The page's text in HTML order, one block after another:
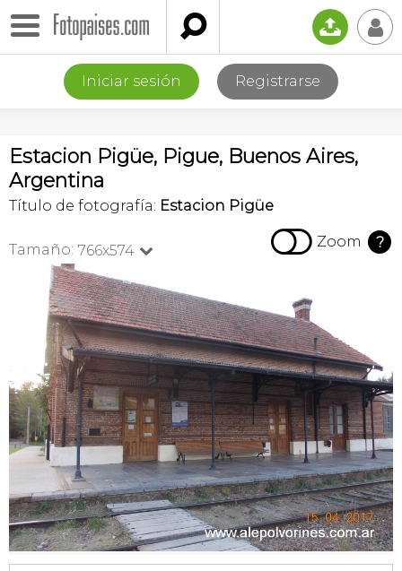
 📤 👤
Iniciar sesión Registrarse
Estacion Pigüe, Pigue, Buenos Aires,
Argentina
Título de fotografía: Estacion Pigüe
Tamaño: 766x574   Zoom ?